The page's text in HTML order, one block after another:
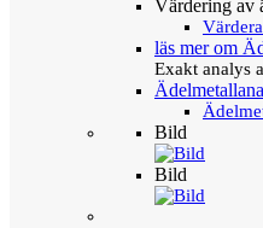
Värdering av
läs mer om
Exakt analys
Bild
Bild